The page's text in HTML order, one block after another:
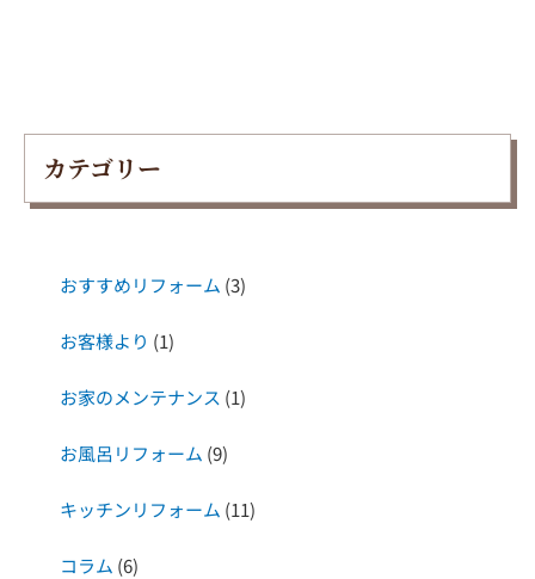
カテゴリー
おすすめリフォーム (3)
お客様より (1)
お家のメンテナンス (1)
お風呂リフォーム (9)
キッチンリフォーム (11)
コラム (6)